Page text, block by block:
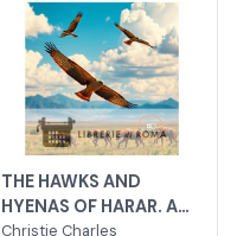
THE HAWKS AND
HYENAS OF HARAR. A
JOURNEY OF
Christie Charles